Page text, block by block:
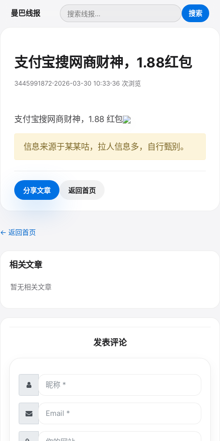
曼巴线报
支付宝搜网商财神，1.88红包
3445991872 2026-03-30 10:33 36 次浏览
支付宝搜网商财神，1.88 红包
信息来源于某某咕，拉人信息多，自行甄别。
分享文章 返回首页
← 返回首页
相关文章
暂无相关文章
发表评论